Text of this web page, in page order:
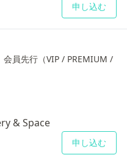
申し込む
員先行（VIP / PREMIUM /
& Space
申し込む